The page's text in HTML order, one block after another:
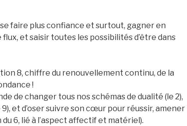
faire plus confiance et surtout, gagner en
et saisir toutes les possibilités d’être dans
8, chiffre du renouvellement continu, de la
!
de changer tous nos schémas de dualité (le 2),
et d’oser suivre son cœur pour réussir, amener
6, lié à l’aspect affectif et matériel).